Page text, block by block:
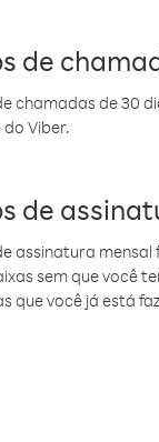
de
chamadas de 30
Viber.
de
assinatura
sem que você
que você já está